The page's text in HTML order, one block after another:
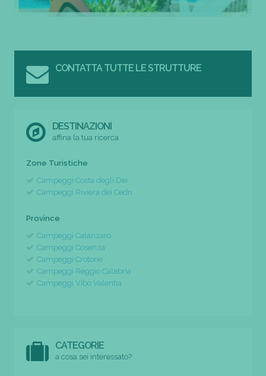
CONTATTA TUTTE LE STRUTTURE
DESTINAZIONI
affina la tua ricerca
Zone Turistiche
Campeggi Costa degli Dei
Campeggi Riviera dei Cedri
Province
Campeggi Catanzaro
Campeggi Cosenza
Campeggi Crotone
Campeggi Reggio Calabria
Campeggi Vibo Valentia
CATEGORIE
a cosa sei interessato?